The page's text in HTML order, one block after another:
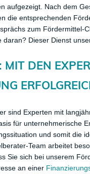
aufgezeigt. Nach dem
die entsprechenden
zum Fördermittel-
Dieser Dienst
MIT DEN
sind Experten mit
für unternehmerische
und somit die
Team arbeitet
Sie sich bei unserem
an einer